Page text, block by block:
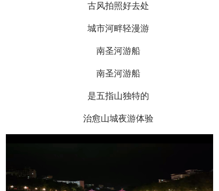
古风拍照好去处
城市河畔轻漫游
南圣河游船
南圣河游船
是五指山独特的
治愈山城夜游体验